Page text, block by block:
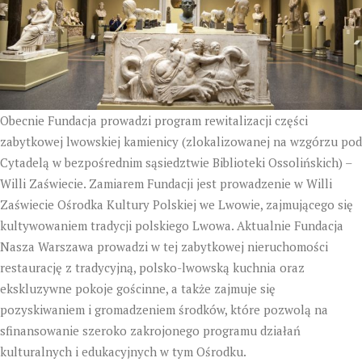
Obecnie Fundacja prowadzi program rewitalizacji części
zabytkowej lwowskiej kamienicy (zlokalizowanej na wzgórzu pod
Cytadelą w bezpośrednim sąsiedztwie Biblioteki Ossolińskich) –
Willi Zaświecie. Zamiarem Fundacji jest prowadzenie w Willi
Zaświecie Ośrodka Kultury Polskiej we Lwowie, zajmującego się
kultywowaniem tradycji polskiego Lwowa. Aktualnie Fundacja
Nasza Warszawa prowadzi w tej zabytkowej nieruchomości
restaurację z tradycyjną, polsko-lwowską kuchnia oraz
ekskluzywne pokoje gościnne, a także zajmuje się
pozyskiwaniem i gromadzeniem środków, które pozwolą na
sfinansowanie szeroko zakrojonego programu działań
kulturalnych i edukacyjnych w tym Ośrodku.